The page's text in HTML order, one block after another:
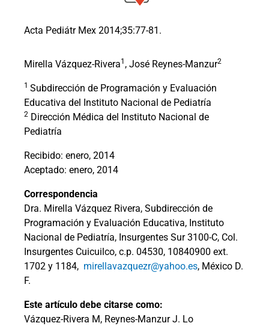
Acta Pediátr Mex 2014;35:77-81.
Mirella Vázquez-Rivera1 , José Reynes-Manzur2
1 Subdirección de Programación y Evaluación
Educativa del Instituto Nacional de Pediatría
2 Dirección Médica del Instituto Nacional de
Pediatría
Recibido: enero, 2014
Aceptado: enero, 2014
Correspondencia
Dra. Mirella Vázquez Rivera, Subdirección de
Programación y Evaluación Educativa, Instituto
Nacional de Pediatría, Insurgentes Sur 3100-C, Col.
Insurgentes Cuicuilco, c.p. 04530, 10840900 ext.
1702 y 1184, mirellavazquezr@yahoo.es, México D.
F.
Este artículo debe citarse como:
Vázquez-Rivera M, Reynes-Manzur J. Lo